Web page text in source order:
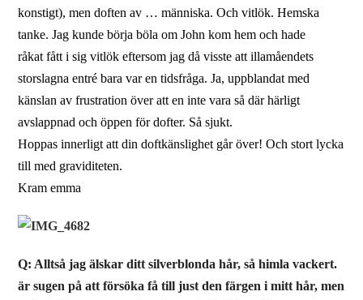
konstigt), men doften av … människa. Och vitlök. Hemska
tanke. Jag kunde börja böla om John kom hem och hade
råkat fått i sig vitlök eftersom jag då visste att illamåendets
storslagna entré bara var en tidsfråga. Ja, uppblandat med
känslan av frustration över att en inte vara så där härligt
avslappnad och öppen för dofter. Så sjukt.
Hoppas innerligt att din doftkänslighet går över! Och stort lycka
till med graviditeten.
Kram emma
Q: Alltså jag älskar ditt silverblonda hår, så himla vackert.
är sugen på att försöka få till just den färgen i mitt hår, men